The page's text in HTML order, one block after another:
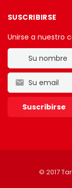
SUSCRIBIRSE
Unirse a nuestro
© 2017